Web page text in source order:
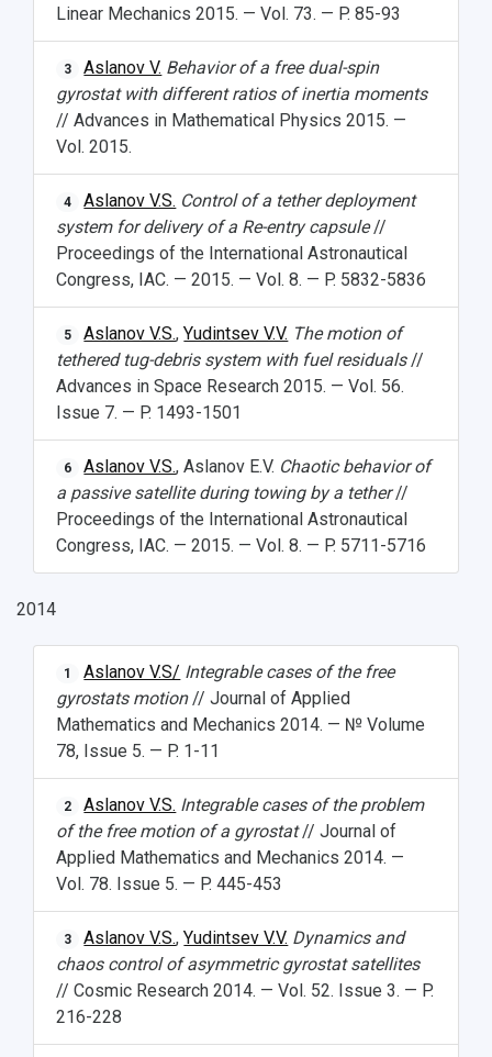
Linear Mechanics 2015. — Vol. 73. — P. 85-93
3 Aslanov V. Behavior of a free dual-spin
gyrostat with different ratios of inertia moments
// Advances in Mathematical Physics 2015. —
Vol. 2015.
4 Aslanov V.S. Control of a tether deployment
system for delivery of a Re-entry capsule//
Proceedings of the International Astronautical
Congress, IAC. — 2015. — Vol. 8. — P. 5832-5836
5 Aslanov V.S.,Yudintsev V.V. The motion of
tethered tug-debris system with fuel residuals//
Advances in Space Research 2015. — Vol. 56.
Issue 7. — P. 1493-1501
6 Aslanov V.S., Aslanov E.V. Chaotic behavior of
a passive satellite during towing by a tether//
Proceedings of the International Astronautical
Congress, IAC. — 2015. — Vol. 8. — P. 5711-5716
2014
1 Aslanov V.S/ Integrable cases of the free
gyrostats motion// Journal of Applied
Mathematics and Mechanics 2014. — № Volume
78, Issue 5. — P. 1-11
2 Aslanov V.S. Integrable cases of the problem
of the free motion of a gyrostat// Journal of
Applied Mathematics and Mechanics 2014. —
Vol. 78. Issue 5. — P. 445-453
3 Aslanov V.S.,Yudintsev V.V. Dynamics and
chaos control of asymmetric gyrostat satellites
// Cosmic Research 2014. — Vol. 52. Issue 3. — P.
216-228